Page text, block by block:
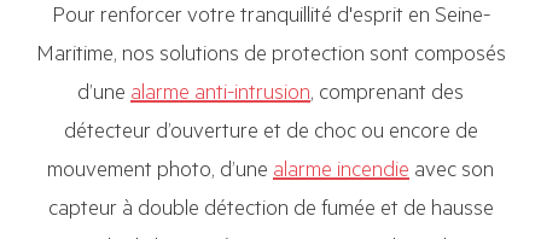
Pour renforcer votre tranquillité d'esprit en Seine-
Maritime, nos solutions de protection sont composés
d’une alarme anti-intrusion, comprenant des
détecteur d’ouverture et de choc ou encore de
mouvement photo, d’une alarme incendie avec son
capteur à double détection de fumée et de hausse